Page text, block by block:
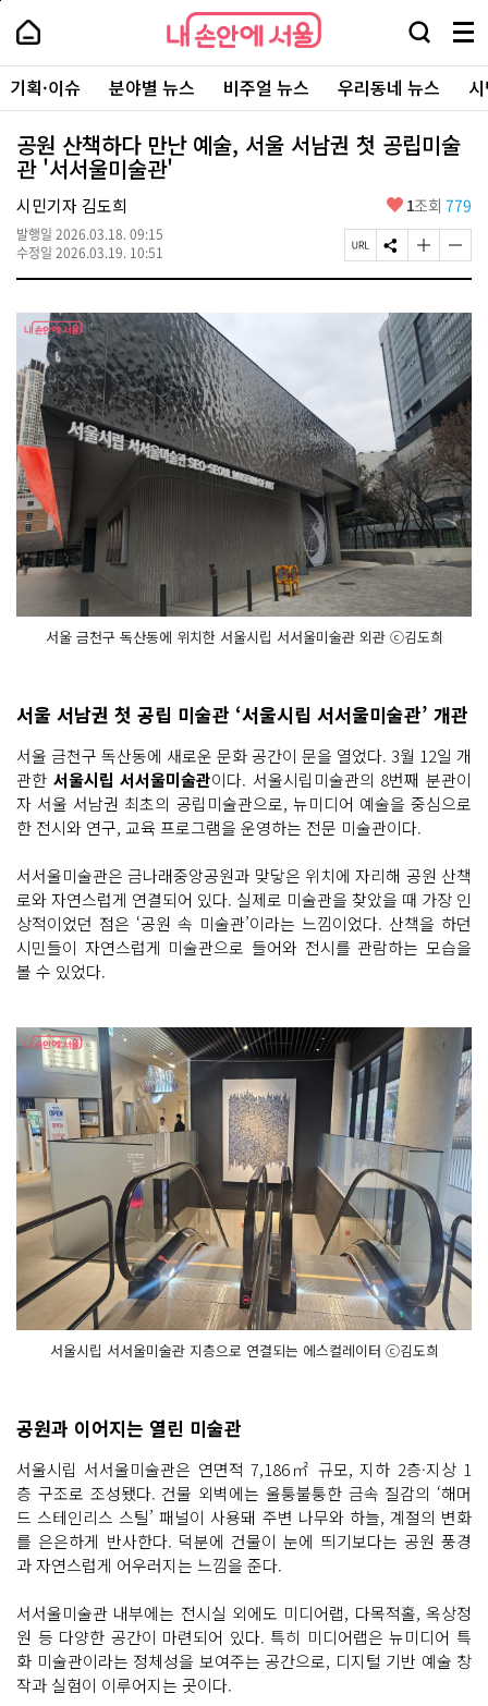
본
로
가
기
내
손
안
에
서
울
-
서
울
시
대
표
소
통
포
내
손
에
서
울
검
창
열
기
메
뉴
전
체
보
주
요
서
기획·이슈 분야별 뉴스 비주얼 뉴스 우리동네 뉴스
공원 산책하다 만난 예술, 서울 서남권 첫 공립미술
관 '서서울미술관'
시민기자 김도희
발행일 2026.03.18. 09:15
수정일 2026.03.19. 10:51
좋
요
1조회 779
페
이
U
S
N
공
유
하
기
글
자
기
크
게
변
경
하
기
글
자
기
작
게
변
경
하
기
서울 금천구 독산동에 위치한 서울시립 서서울미술관 외관 ⓒ김도희
서울 서남권 첫 공립 미술관 ‘서울시립 서서울미술관’ 개관
서울 금천구 독산동에 새로운 문화 공간이 문을 열었다. 3월 12일 개
관한 서울시립 서서울미술관이다. 서울시립미술관의 8번째 분관이
자 서울 서남권 최초의 공립미술관으로, 뉴미디어 예술을 중심으로
한 전시와 연구, 교육 프로그램을 운영하는 전문 미술관이다.
서서울미술관은 금나래중앙공원과 맞닿은 위치에 자리해 공원 산책
로와 자연스럽게 연결되어 있다. 실제로 미술관을 찾았을 때 가장 인
상적이었던 점은 ‘공원 속 미술관’이라는 느낌이었다. 산책을 하던
시민들이 자연스럽게 미술관으로 들어와 전시를 관람하는 모습을
볼 수 있었다.
서울시립 서서울미술관 지층으로 연결되는 에스컬레이터 ⓒ김도희
공원과 이어지는 열린 미술관
서울시립 서서울미술관은 연면적 7,186㎡ 규모, 지하 2층·지상 1
층 구조로 조성됐다. 건물 외벽에는 울퉁불퉁한 금속 질감의 ‘해머
드 스테인리스 스틸’ 패널이 사용돼 주변 나무와 하늘, 계절의 변화
를 은은하게 반사한다. 덕분에 건물이 눈에 띄기보다는 공원 풍경
과 자연스럽게 어우러지는 느낌을 준다.
서서울미술관 내부에는 전시실 외에도 미디어랩, 다목적홀, 옥상정
원 등 다양한 공간이 마련되어 있다. 특히 미디어랩은 뉴미디어 특
화 미술관이라는 정체성을 보여주는 공간으로, 디지털 기반 예술 창
작과 실험이 이루어지는 곳이다.
페
상
단
으
로